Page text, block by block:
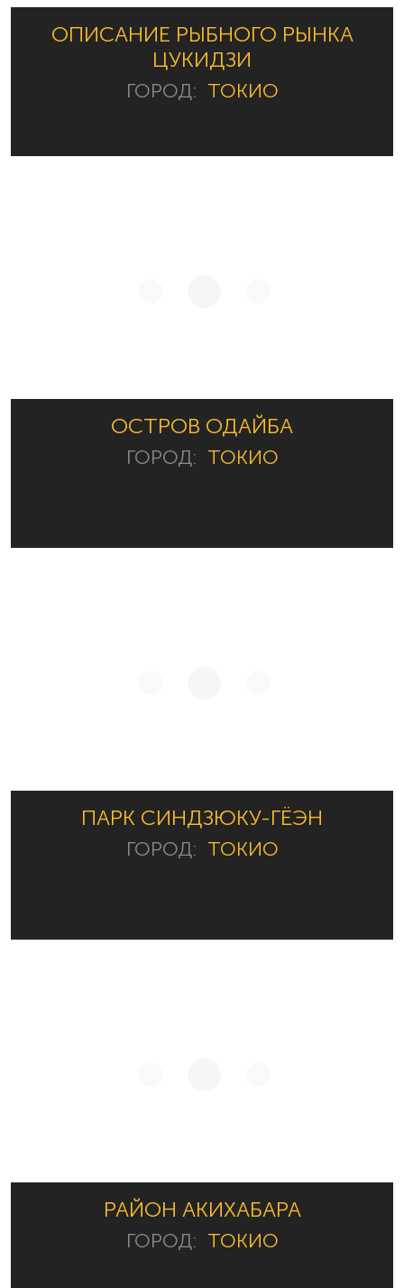
ОПИСАНИЕ РЫБНОГО РЫНКА
ЦУКИДЗИ
ГОРОД: ТОКИО
ОСТРОВ ОДАЙБА
ГОРОД: ТОКИО
ПАРК СИНДЗЮКУ-ГЁЭН
ГОРОД: ТОКИО
РАЙОН АКИХАБАРА
ГОРОД: ТОКИО